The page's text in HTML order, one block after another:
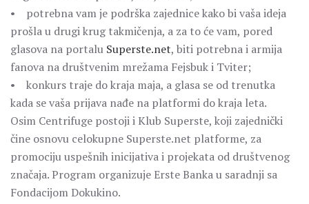
• potrebna vam je podrška zajednice kako bi vaša ideja
prošla u drugi krug takmičenja, a za to će vam, pored
glasova na portalu Superste.net, biti potrebna i armija
fanova na društvenim mrežama Fejsbuk i Tviter;
• konkurs traje do kraja maja, a glasa se od trenutka
kada se vaša prijava nađe na platformi do kraja leta.
Osim Centrifuge postoji i Klub Superste, koji zajednički
čine osnovu celokupne Superste.net platforme, za
promociju uspešnih inicijativa i projekata od društvenog
značaja. Program organizuje Erste Banka u saradnji sa
Fondacijom Dokukino.